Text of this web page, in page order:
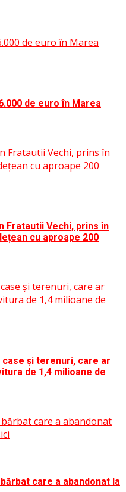
de euro în Marea
de euro în Marea
Fratautii Vechi, prins în
cu aproape 200
Fratautii Vechi, prins în
cu aproape 200
și terenuri, care ar
de 1,4 milioane de
case și terenuri, care ar
de 1,4 milioane de
care a abandonat
care a abandonat la